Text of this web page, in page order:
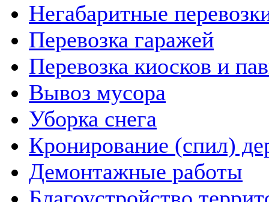
Негабаритные
Перевозка гаражей
Перевозка киосков и
Вывоз мусора
Уборка снега
Кронирование (спил)
Демонтажные работы